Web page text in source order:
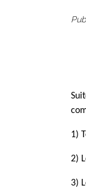
1)
2)
3)